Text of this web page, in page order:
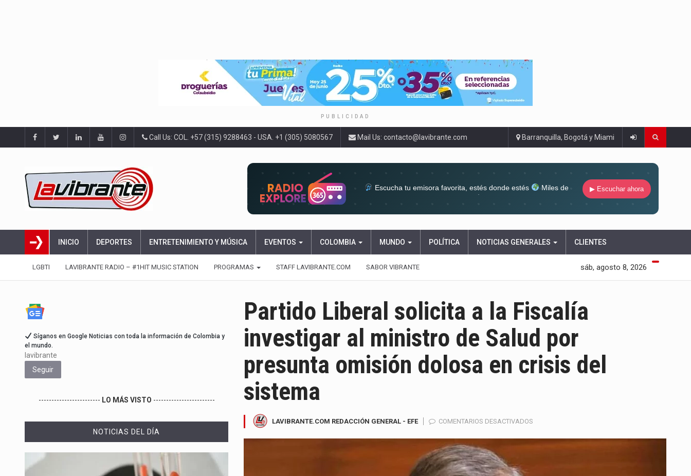
PUBLICIDAD
Call Us: COL. +57 (315) 9288463 - USA. +1 (305) 5080567 Mail Us: contacto@lavibrante.com Barranquilla, Bogotá y Miami
Escucha tu emisora favorita, estés donde estés
Miles de
▶ Escuchar ahora
INICIO DEPORTES ENTRETENIMIENTO Y MÚSICA EVENTOS COLOMBIA MUNDO POLÍTICA NOTICIAS GENERALES CLIENTES
LGBTI LAVIBRANTE RADIO – #1HIT MUSIC STATION PROGRAMAS STAFF LAVIBRANTE.COM SABOR VIBRANTE sáb, agosto 8, 2026
Partido Liberal solicita a la Fiscalía
investigar al ministro de Salud por
presunta omisión dolosa en crisis del
sistema
LAVIBRANTE.COM REDACCIÓN GENERAL - EFE COMENTARIOS DESACTIVADOS
LIBERAL
Síganos en Google Noticias con toda la información de Colombia y
el mundo.
lavibrante
Seguir
------------------------ LO MÁS VISTO ------------------------
NOTICIAS DEL DÍA